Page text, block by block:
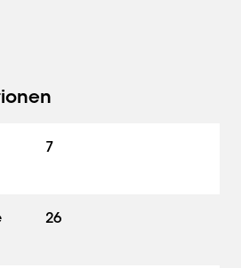
und einer stabilen
7
26